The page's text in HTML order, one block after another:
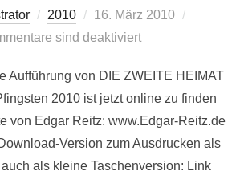
2010
Veröffentlicht
am
16. März 2010
sind deaktiviert
Aufführung von DIE ZWEITE HEIMAT
2010 ist jetzt online zu finden
von Edgar Reitz: www.Edgar-Reitz.de
Version zum Ausdrucken als
als kleine Taschenversion: Link